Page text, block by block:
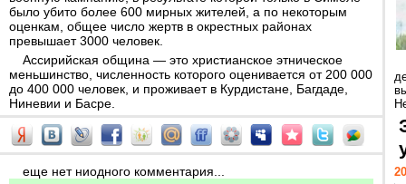
было убито более 600 мирных жителей, а по некоторым
оценкам, общее число жертв в окрестных районах
превышает 3000 человек.
Ассирийская община — это христианское этническое
меньшинство, численность которого оценивается от 200 000
до 400 000 человек, и проживает в Курдистане, Багдаде,
Ниневии и Басре.
еще нет ниодного комментария...